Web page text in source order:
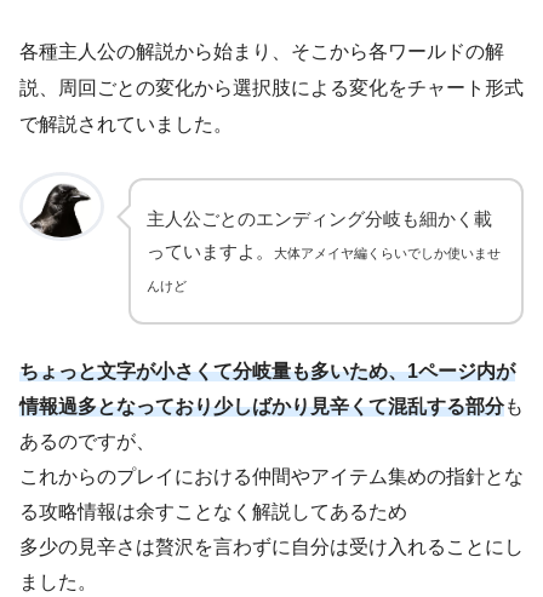
各種主人公の解説から始まり、そこから各ワールドの解
説、周回ごとの変化から選択肢による変化をチャート形式
で解説されていました。
主人公ごとのエンディング分岐も細かく載
っていますよ。
大体アメイヤ編 くらいでしか使いませ
んけど
ちょっと文字が小さくて分岐量も多いため、1ページ内が
情報過多となっており少しばかり見辛くて混乱する部分も
あるのですが、
これからのプレイにおける仲間やアイテム集めの指針とな
る攻略情報は余すことなく解説してあるため
多少の見辛さは贅沢を言わずに自分は受け入れることにし
ました。